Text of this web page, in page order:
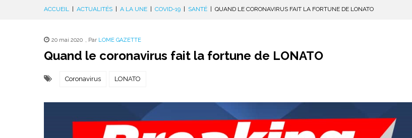
ACCUEIL ACTUALITÉS A LA UNE COVID-19 SANTÉ QUAND LE CORONAVIRUS FAIT LA FORTUNE DE LONATO
20 mai 2020 , Par LOME GAZETTE
Quand le coronavirus fait la fortune de LONATO
Coronavirus LONATO